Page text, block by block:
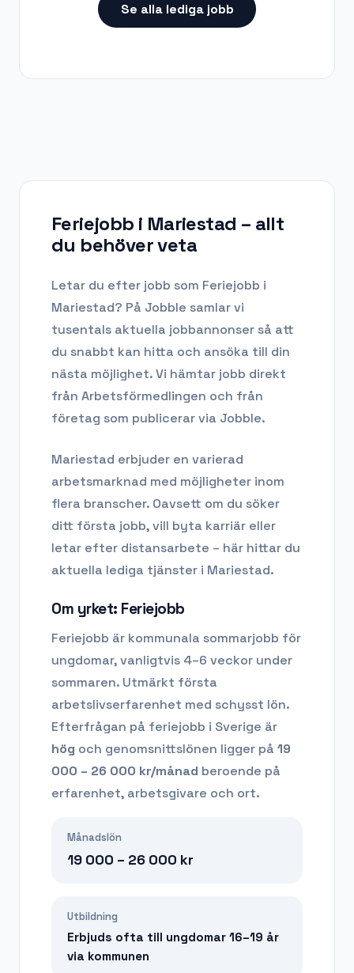
Se alla lediga jobb
Feriejobb i Mariestad – allt
du behöver veta
Letar du efter jobb som Feriejobb i
Mariestad? På Jobble samlar vi
tusentals aktuella jobbannonser så att
du snabbt kan hitta och ansöka till din
nästa möjlighet. Vi hämtar jobb direkt
från Arbetsförmedlingen och från
företag som publicerar via Jobble.
Mariestad erbjuder en varierad
arbetsmarknad med möjligheter inom
flera branscher. Oavsett om du söker
ditt första jobb, vill byta karriär eller
letar efter distansarbete – här hittar du
aktuella lediga tjänster i Mariestad.
Om yrket: Feriejobb
Feriejobb är kommunala sommarjobb för
ungdomar, vanligtvis 4–6 veckor under
sommaren. Utmärkt första
arbetslivserfarenhet med schysst lön.
Efterfrågan på feriejobb i Sverige är
hög och genomsnittslönen ligger på 19
000 – 26 000 kr/månad beroende på
erfarenhet, arbetsgivare och ort.
Månadslön
19 000 – 26 000 kr
Utbildning
Erbjuds ofta till ungdomar 16–19 år
via kommunen